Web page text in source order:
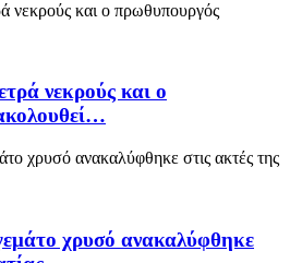
νεκρούς και ο
χρυσό ανακαλύφθηκε